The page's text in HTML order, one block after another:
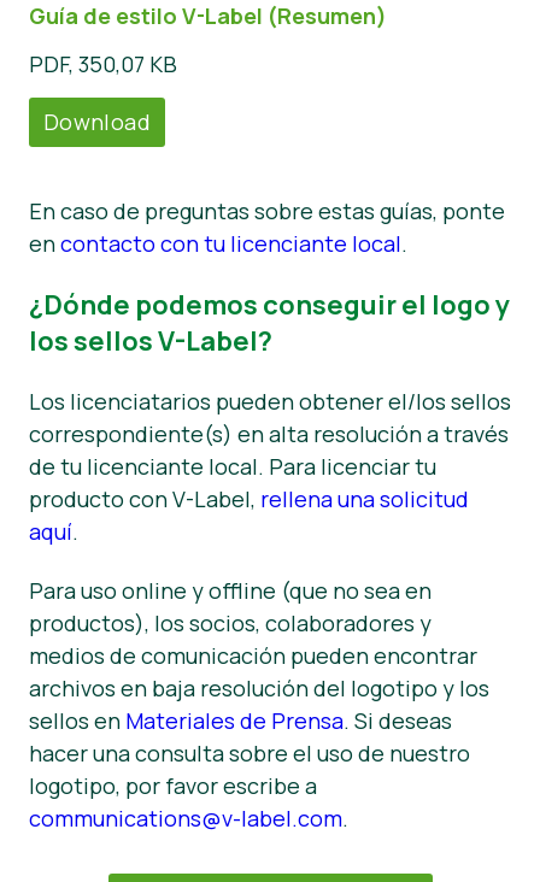
Guía de estilo V-Label (Resumen)
PDF, 350,07 KB
Download
En caso de preguntas sobre estas guías, ponte
encontacto con tu licenciante local.
¿Dónde podemos conseguir el logo y
los sellos V-Label?
Los licenciatarios pueden obtener el/los sellos
correspondiente(s) en alta resolución a través
de tu licenciante local. Para licenciar tu
producto con V-Label, rellena una solicitud
aquí.
Para uso online y offline (que no sea en
productos), los socios, colaboradores y
medios de comunicación pueden encontrar
archivos en baja resolución del logotipo y los
sellos en Materiales de Prensa. Si deseas
hacer una consulta sobre el uso de nuestro
logotipo, por favor escribe a
communications@v-label.com.